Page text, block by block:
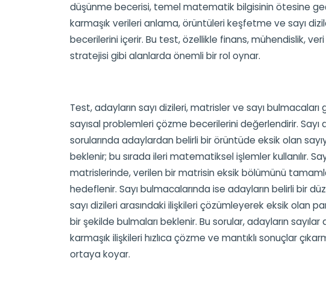
düşünme becerisi, temel matematik bilgisinin ötesine
karmaşık verileri anlama, örüntüleri keşfetme ve sayı
becerilerini içerir. Bu test, özellikle finans, mühendislik,
stratejisi gibi alanlarda önemli bir rol oynar.
Test, adayların sayı dizileri, matrisler ve sayı bulmacaları
sayısal problemleri çözme becerilerini değerlendirir. Sayı
sorularında adaylardan belirli bir örüntüde eksik olan
beklenir; bu sırada ileri matematiksel işlemler kullanılır.
matrislerinde, verilen bir matrisin eksik bölümünü
hedeflenir. Sayı bulmacalarında ise adayların belirli bir
sayı dizileri arasındaki ilişkileri çözümleyerek eksik olan
bir şekilde bulmaları beklenir. Bu sorular, adayların sayılar
karmaşık ilişkileri hızlıca çözme ve mantıklı sonuçlar
ortaya koyar.